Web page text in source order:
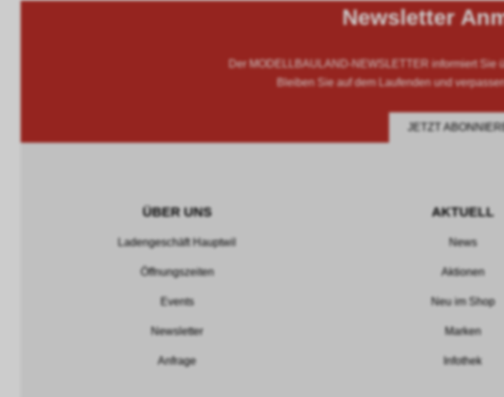
Newsletter
Der MODELLBAULAND-NEWSLETTER informiert Sie
Bleiben Sie auf dem Laufenden und
JETZT
ÜBER UNS
Ladengeschäft Hauptwil
Öffnungszeiten
Events
Newsletter
Anfrage
AKTUELL
News
Aktionen
Neu im Shop
Marken
Infothek